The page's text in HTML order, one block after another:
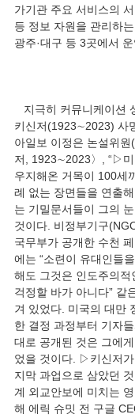
가기관 주요 서비스의
등 정보 자원을 관리하
키신저(1923∼2023) 사
아일보 이정은 논설위
저, 1923∼2023〉, “▷미
우지해온 거목이 100세
례 없는 장면들을 연출
는 기밀문서들이 그의
것이다. 비정부기구
국무부가 공개한 수천
에는 “소련이 유대인들
해도 그것은 인도주의적
걱정할 바가 아니다” 같
겨 있었다. 미국의 대만
한 결정 과정부터 기자
대로 공개된 것은 그에
었을 것이다. ▷키신저
지막 과업으로 삼았던
계 외교안보에 미치는
해 에릭 슈밋 전 구글